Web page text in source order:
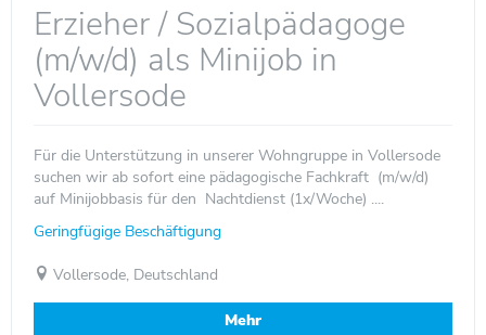
Erzieher / Sozialpädagoge
(m/w/d) als Minijob in
Vollersode
Für die Unterstützung in unserer Wohngruppe in Vollersode
suchen wir ab sofort eine pädagogische Fachkraft (m/w/d)
auf Minijobbasis für den Nachtdienst (1x/Woche) ....
Geringfügige Beschäftigung
Vollersode, Deutschland
Mehr